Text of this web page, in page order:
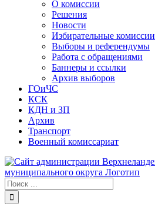
О комиссии
Решения
Новости
Избирательные комиссии
Выборы и референдумы
Работа с обращениями
Баннеры и ссылки
Архив выборов
ГОиЧС
КСК
КДН и ЗП
Архив
Транспорт
Военный комиссариат
Результат
поиска: